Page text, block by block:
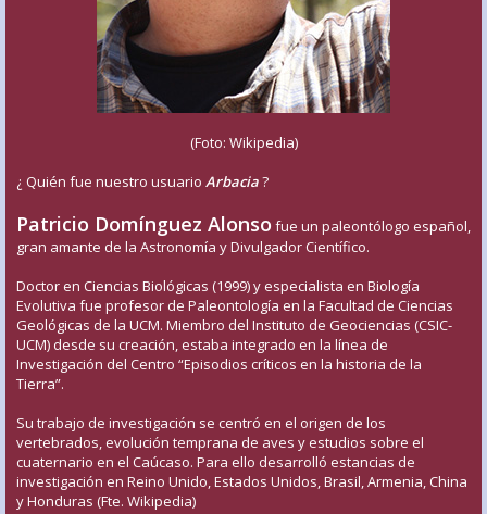
(Foto: Wikipedia)
¿ Quién fue nuestro usuario Arbacia?
Patricio Domínguez Alonso fue un paleontólogo español,
gran amante de la Astronomía y Divulgador Científico.
Doctor en Ciencias Biológicas (1999) y especialista en Biología
Evolutiva fue profesor de Paleontología en la Facultad de Ciencias
Geológicas de la UCM. Miembro del Instituto de Geociencias (CSIC-
UCM) desde su creación, estaba integrado en la línea de
Investigación del Centro “Episodios críticos en la historia de la
Tierra”.
Su trabajo de investigación se centró en el origen de los
vertebrados, evolución temprana de aves y estudios sobre el
cuaternario en el Caúcaso. Para ello desarrolló estancias de
investigación en Reino Unido, Estados Unidos, Brasil, Armenia, China
y Honduras (Fte. Wikipedia)